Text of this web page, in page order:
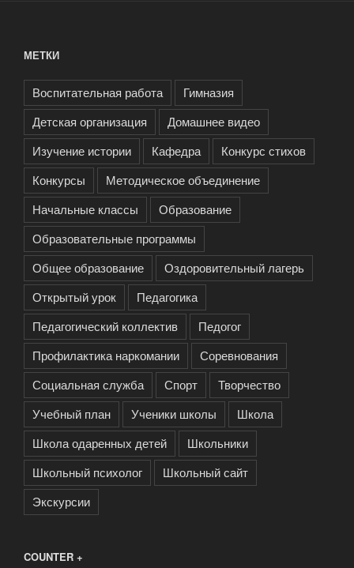
МЕТКИ
Воспитательная работа
Гимназия
Детская организация
Домашнее видео
Изучение истории
Кафедра
Конкурс стихов
Конкурсы
Методическое объединение
Начальные классы
Образование
Образовательные программы
Общее образование
Оздоровительный лагерь
Открытый урок
Педагогика
Педагогический коллектив
Педогог
Профилактика наркомании
Соревнования
Социальная служба
Спорт
Творчество
Учебный план
Ученики школы
Школа
Школа одаренных детей
Школьники
Школьный психолог
Школьный сайт
Экскурсии
COUNTER +